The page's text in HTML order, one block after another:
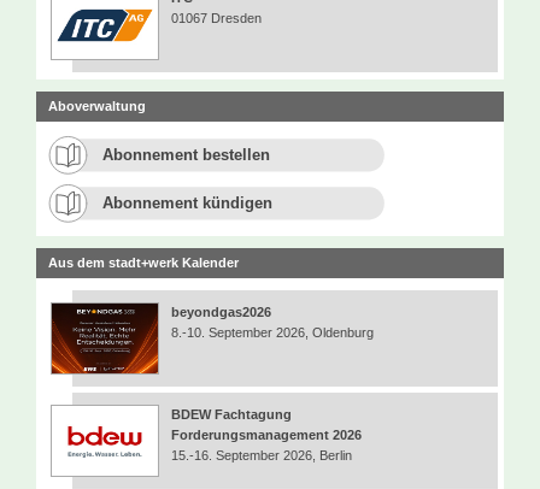
01067 Dresden
Aboverwaltung
Abonnement bestellen
Abonnement kündigen
Aus dem stadt+werk Kalender
beyondgas2026
8.-10. September 2026, Oldenburg
BDEW Fachtagung
Forderungsmanagement 2026
15.-16. September 2026, Berlin